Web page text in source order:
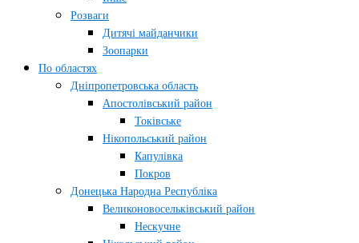
Розваги
Дитячі майданчики
Зоопарки
По областях
Дніпропетровська область
Апостолівський район
Токівське
Нікопольський район
Капулівка
Покров
Донецька Народна Республіка
Великоновосельківський район
Нескучне